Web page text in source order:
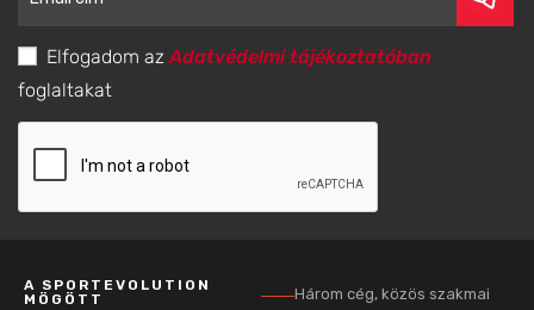
Elfogadom azAdatvédelmi tájékoztatóban
foglaltakat
A SPORTEVOLUTION
MÖGÖTT
Három cég, közös szakmai